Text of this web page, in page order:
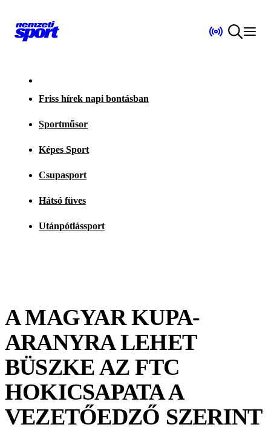
Friss hírek napi bontásban
Sportműsor
Képes Sport
Csupasport
Hátsó füves
Utánpótlássport
A MAGYAR KUPA-
ARANYRA LEHET
BÜSZKE AZ FTC
HOKICSAPATA A
VEZETŐEDZŐ SZERINT